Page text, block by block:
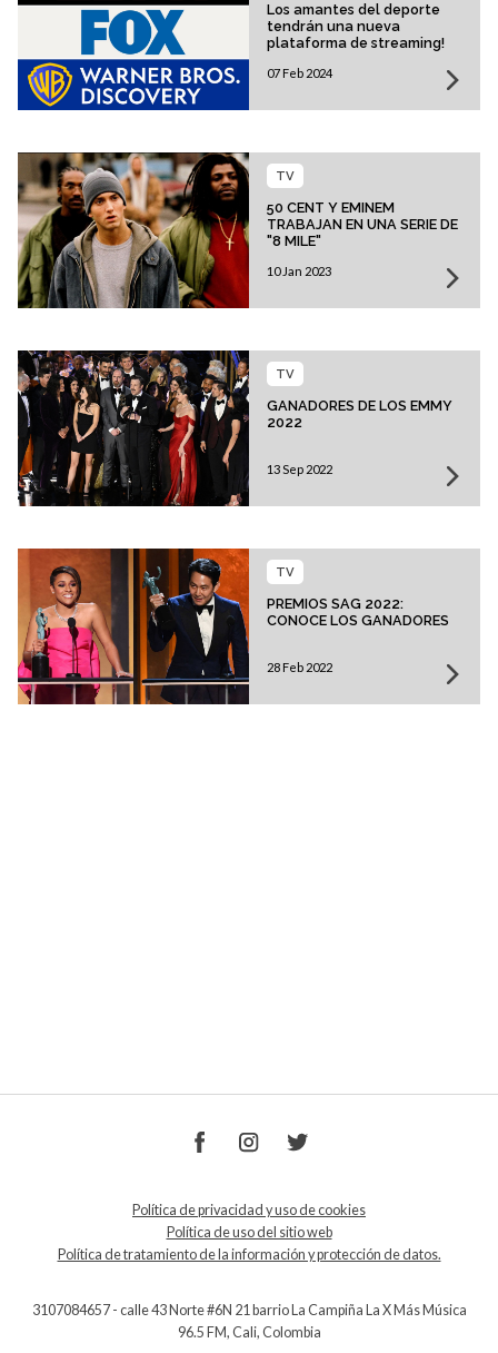
Los amantes del deporte
tendrán una nueva
plataforma de streaming!
07 Feb 2024
50 CENT Y EMINEM
TRABAJAN EN UNA SERIE DE
"8 MILE"
TV
10 Jan 2023
GANADORES DE LOS EMMY
2022
TV
13 Sep 2022
PREMIOS SAG 2022:
CONOCE LOS GANADORES
TV
28 Feb 2022
Política de privacidad y uso de cookies
Política de uso del sitio web
Política de tratamiento de la información y protección de datos.
3107084657 - calle 43 Norte #6N 21 barrio La Campiña La X Más Música
96.5 FM, Cali, Colombia